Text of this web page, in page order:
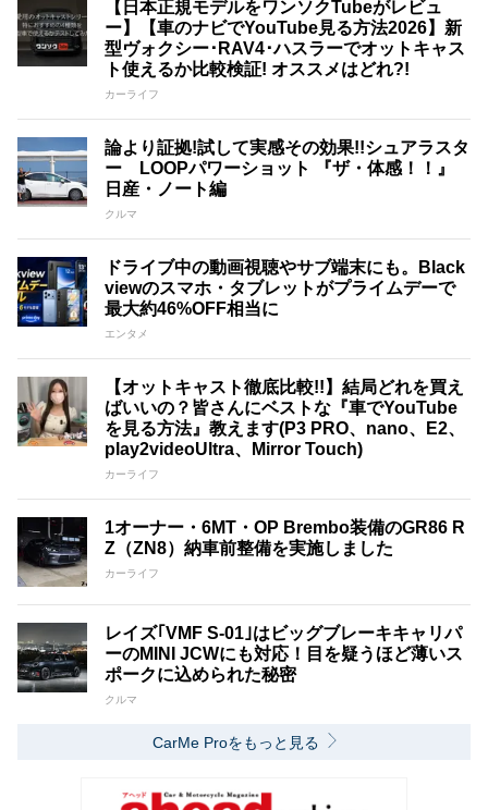
【日本正規モデルをワンソクTubeがレビュ
ー】【車のナビでYouTube見る方法2026】新
型ヴォクシー･RAV4･ハスラーでオットキャス
ト使えるか比較検証! オススメはどれ?!
カーライフ
論より証拠!試して実感その効果!!シュアラスタ
ー LOOPパワーショット 『ザ・体感！！』
日産・ノート編
クルマ
ドライブ中の動画視聴やサブ端末にも。Black
viewのスマホ・タブレットがプライムデーで
最大約46%OFF相当に
エンタメ
【オットキャスト徹底比較!!】結局どれを買え
ばいいの？皆さんにベストな『車でYouTube
を見る方法』教えます(P3 PRO、nano、E2、
play2videoUltra、Mirror Touch)
カーライフ
1オーナー・6MT・OP Brembo装備のGR86 R
Z（ZN8）納車前整備を実施しました
カーライフ
レイズ｢VMF S-01｣はビッグブレーキキャリパ
ーのMINI JCWにも対応！目を疑うほど薄いス
ポークに込められた秘密
クルマ
CarMe Proをもっと見る